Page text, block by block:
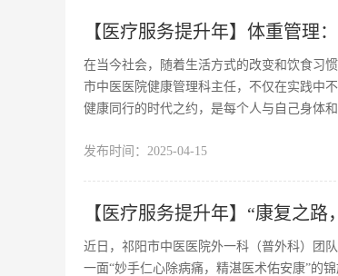
【医疗服务提升年】体重管理
在当今社会，随着生活方式的改变和饮食习
市中医医院健康管理科主任，不仅在实践中
健康同行的时代之约，是每个人与自己身体和
发布时间： 2025-04-15
【医疗服务提升年】“康复之
近日，祁阳市中医医院外一科（普外科）团
一面“妙手仁心除病痛，精湛医术佑安康”的